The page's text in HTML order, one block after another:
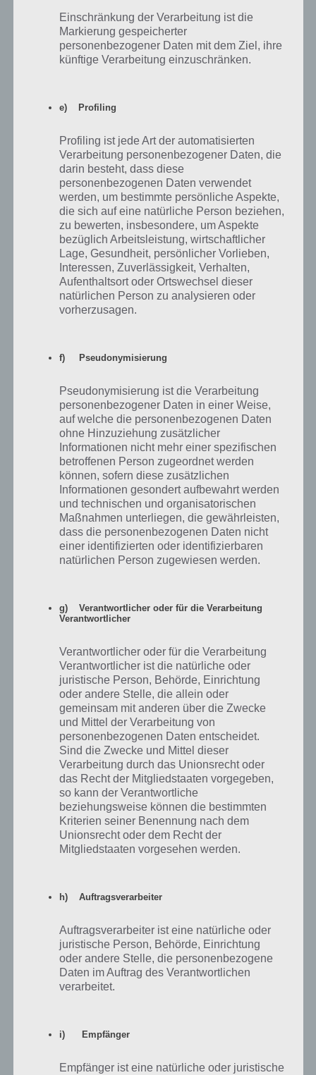
Zur Lösung
Ein Tier mit einem langen Schwanz
Zur Lösung
auf dem Land lebt
Zur Lösung
Ein Tier, mit dem du nicht verglichen
werden willst
Zur Lösung
Ein Topf mit ...
Zur Lösung
Ein Transportmittel ohne Räder
Zur Lösung
Ein wichtiges Kriterium für einen neuen
Arbeitsplatz
Zur Lösung
Ein Wildtier, das in Städten zu finden ist
Zur Lösung
Ein Zeichen dafür, dass es bald Frühling
Zur Lösung
Eine Art Kartoffeln zuzubereiten
Eine Automarke
Eine berühmte Persönlichkeit, die man
nur unter einem Namen kenn
Zur Lösung
Eine Bohnensorte
Zur Lösung
Eine Fernsehsendung, die ständig
wiederholt wird
Zur Lösung
Eine Fernsehshow, bei der es um eine
Insel geht
Zur Lösung
Eine Filmrolle von Johnny Depp
Zur Lösung
Eine gute Eigenschaft
Zur Lösung
Zur Lösung
Eine Idee für ein Date, das nicht teuer ist
Einschränkung der Verarbeitung ist die
Markierung gespeicherter
personenbezogener Daten mit dem Ziel, ihre
künftige Verarbeitung einzuschränken.
e) Profiling
Profiling ist jede Art der automatisierten
Verarbeitung personenbezogener Daten, die
darin besteht, dass diese
personenbezogenen Daten verwendet
werden, um bestimmte persönliche Aspekte,
die sich auf eine natürliche Person beziehen,
zu bewerten, insbesondere, um Aspekte
bezüglich Arbeitsleistung, wirtschaftlicher
Lage, Gesundheit, persönlicher Vorlieben,
Interessen, Zuverlässigkeit, Verhalten,
Aufenthaltsort oder Ortswechsel dieser
natürlichen Person zu analysieren oder
vorherzusagen.
f) Pseudonymisierung
Pseudonymisierung ist die Verarbeitung
personenbezogener Daten in einer Weise,
auf welche die personenbezogenen Daten
ohne Hinzuziehung zusätzlicher
Informationen nicht mehr einer spezifischen
betroffenen Person zugeordnet werden
können, sofern diese zusätzlichen
Informationen gesondert aufbewahrt werden
und technischen und organisatorischen
Maßnahmen unterliegen, die gewährleisten,
dass die personenbezogenen Daten nicht
einer identifizierten oder identifizierbaren
natürlichen Person zugewiesen werden.
g) Verantwortlicher oder für die Verarbeitung
Verantwortlicher
Verantwortlicher oder für die Verarbeitung
Verantwortlicher ist die natürliche oder
juristische Person, Behörde, Einrichtung
oder andere Stelle, die allein oder
gemeinsam mit anderen über die Zwecke
und Mittel der Verarbeitung von
personenbezogenen Daten entscheidet.
Sind die Zwecke und Mittel dieser
Verarbeitung durch das Unionsrecht oder
das Recht der Mitgliedstaaten vorgegeben,
so kann der Verantwortliche
beziehungsweise können die bestimmten
Kriterien seiner Benennung nach dem
Unionsrecht oder dem Recht der
Mitgliedstaaten vorgesehen werden.
h) Auftragsverarbeiter
Auftragsverarbeiter ist eine natürliche oder
juristische Person, Behörde, Einrichtung
oder andere Stelle, die personenbezogene
Daten im Auftrag des Verantwortlichen
verarbeitet.
i) Empfänger
Empfänger ist eine natürliche oder juristische